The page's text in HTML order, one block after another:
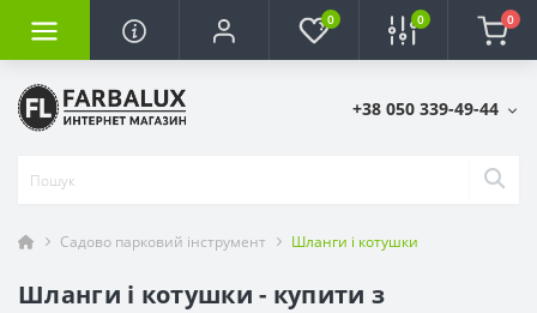
0 0 0
+38 050 339-49-44
Садово парковий інструмент Шланги і котушки
Шланги і котушки - купити з